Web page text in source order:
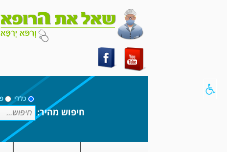
כללי
חיפוש מהיר: